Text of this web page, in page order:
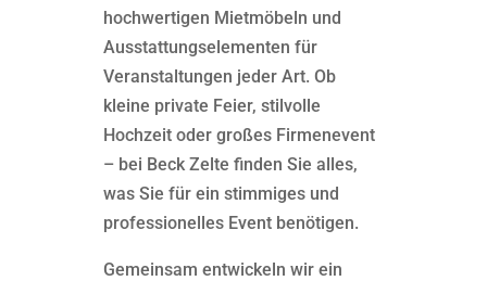
hochwertigen Mietmöbeln und
Ausstattungselementen für
Veranstaltungen jeder Art. Ob
kleine private Feier, stilvolle
Hochzeit oder großes Firmenevent
– bei Beck Zelte finden Sie alles,
was Sie für ein stimmiges und
professionelles Event benötigen.
Gemeinsam entwickeln wir ein